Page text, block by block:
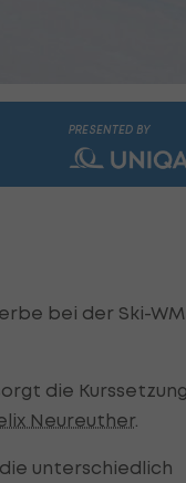
PRESENTED BY
bei der Ski-WM
die
Neureuther.
unterschiedlich